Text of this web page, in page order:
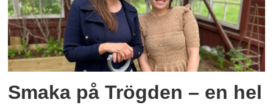
Smaka på Trögden – en hel